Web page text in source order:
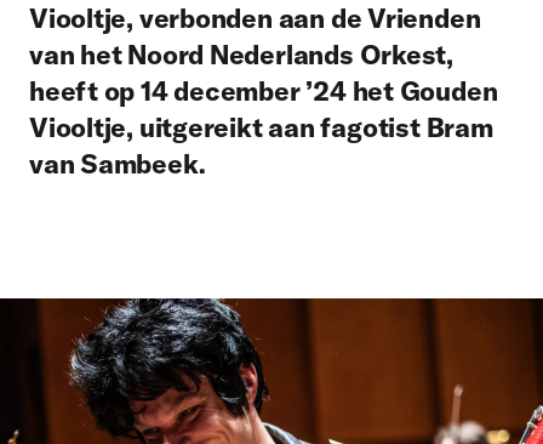
Viooltje, verbonden aan de Vrienden
van het Noord Nederlands Orkest,
heeft op 14 december ’24 het Gouden
Viooltje, uitgereikt aan fagotist Bram
van Sambeek.